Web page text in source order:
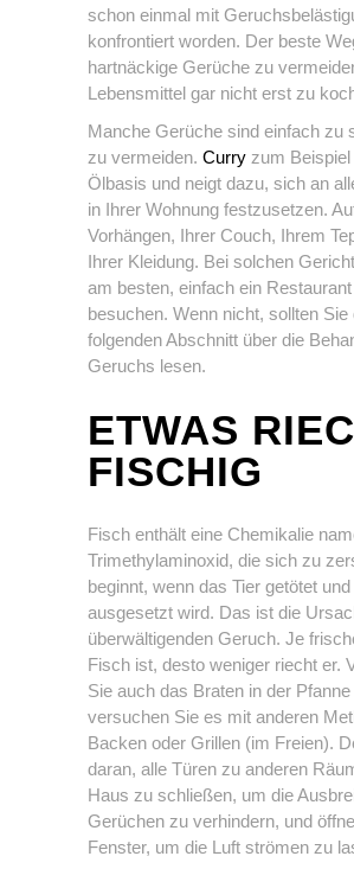
schon einmal mit
konfrontiert worden. Der beste
hartnäckige Gerüche zu
Lebensmittel gar nicht erst zu
Manche Gerüche sind einfach zu
zu vermeiden. Curry zum
Ölbasis und neigt dazu, sich an
in Ihrer Wohnung festzusetzen.
Vorhängen, Ihrer Couch, Ihrem
Ihrer Kleidung. Bei solchen
am besten, einfach ein
besuchen. Wenn nicht, sollten Sie
folgenden Abschnitt über die
Geruchs lesen.
ETWAS
FISCHIG
Fisch enthält eine Chemikalie
Trimethylaminoxid, die sich zu
beginnt, wenn das Tier getötet
ausgesetzt wird. Das ist die
überwältigenden Geruch. Je
Fisch ist, desto weniger riecht er.
Sie auch das Braten in der Pfanne
versuchen Sie es mit anderen
Backen oder Grillen (im Freien).
daran, alle Türen zu anderen
Haus zu schließen, um die
Gerüchen zu verhindern, und
Fenster, um die Luft strömen zu